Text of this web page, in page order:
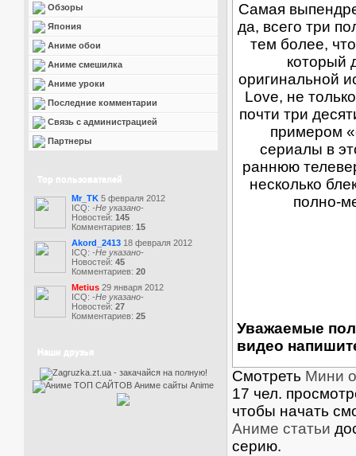
Обзоры
Япония
Аниме обои
Аниме смешилка
Аниме уроки
Последние комментарии
Связь с администрацией
Партнеры
Top пользователей
Mr_TK 5 февраля 2012
ICQ: -Не указано-
Новостей: 145
Комментариев: 15
Akord_2413 18 февраля 2012
ICQ: -Не указано-
Новостей: 45
Комментариев: 20
Metius 29 января 2012
ICQ: -Не указано-
Новостей: 27
Комментариев: 25
Наши друзья
Самая
да, всего три
тем более,
который
оригинальной
Love, не
почти три
примером
сериалы в
раннюю
несколько
полно-
Уважаемые
видео
Смотреть Мини
17 чел.
чтобы начать
Аниме статьи
серию.